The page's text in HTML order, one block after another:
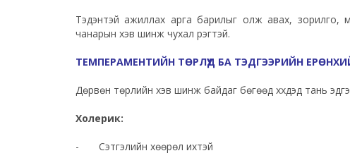
Тэдэнтэй ажиллах арга барилыг олж авах, зорилго,
чанарын хэв шинж чухал үүрэгтэй.
ТЕМПЕРАМЕНТИЙН ТӨРЛҮҮД БА ТЭДГЭЭРИЙН
Дөрвөн төрлийн хэв шинж байдаг бөгөөд хүүхдэд тань
Холерик:
- Сэтгэлийн хөөрөл ихтэй